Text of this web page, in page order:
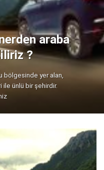
araba
?
bölgesinde yer alan,
ünlü bir şehirdir.